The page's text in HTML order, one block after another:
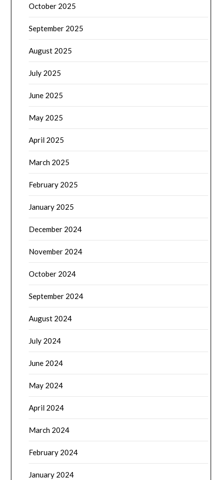
October 2025
September 2025
August 2025
July 2025
June 2025
May 2025
April 2025
March 2025
February 2025
January 2025
December 2024
November 2024
October 2024
September 2024
August 2024
July 2024
June 2024
May 2024
April 2024
March 2024
February 2024
January 2024